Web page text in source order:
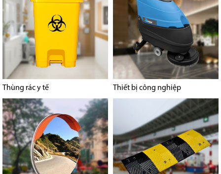
Thùng rác y tế Thiết bị công nghiệp